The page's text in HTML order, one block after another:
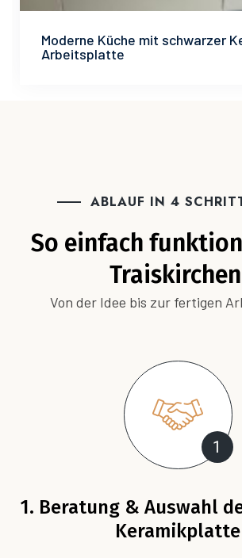
Moderne Küche mit schwarzer
Arbeitsplatte
ABLAUF IN 4
So einfach
Von der Idee bis zur fertigen
1
1. Beratung & Auswahl
Keramikplatte